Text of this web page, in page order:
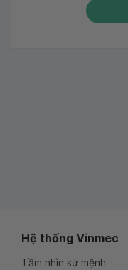
Hệ thống Vinmec
Tầm nhìn sứ mệnh